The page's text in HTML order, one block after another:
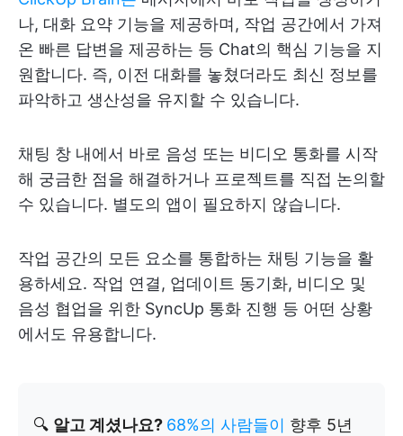
나, 대화 요약 기능을 제공하며, 작업 공간에서 가져
온 빠른 답변을 제공하는 등 Chat의 핵심 기능을 지
원합니다. 즉, 이전 대화를 놓쳤더라도 최신 정보를
파악하고 생산성을 유지할 수 있습니다.
채팅 창 내에서 바로 음성 또는 비디오 통화를 시작
해 궁금한 점을 해결하거나 프로젝트를 직접 논의할
수 있습니다. 별도의 앱이 필요하지 않습니다.
작업 공간의 모든 요소를 통합하는 채팅 기능을 활
용하세요. 작업 연결, 업데이트 동기화, 비디오 및
음성 협업을 위한 SyncUp 통화 진행 등 어떤 상황
에서도 유용합니다.
🔍 알고 계셨나요? 68%의 사람들이 향후 5년